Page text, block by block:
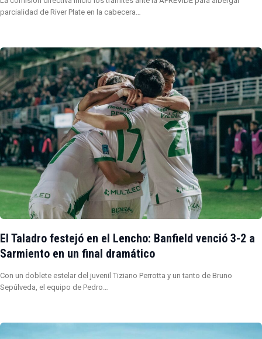
parcialidad de River Plate en la cabecera…
El Taladro festejó en el Lencho: Banfield venció 3-2 a
Sarmiento en un final dramático
Con un doblete estelar del juvenil Tiziano Perrotta y un tanto de Bruno
Sepúlveda, el equipo de Pedro…